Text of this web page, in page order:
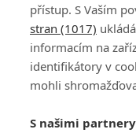
DISKUZE
Šéfredaktorkou webu je
přístup. S Vaším
stran (1017)
informacím na
identifikátory v
mohli
S našimi